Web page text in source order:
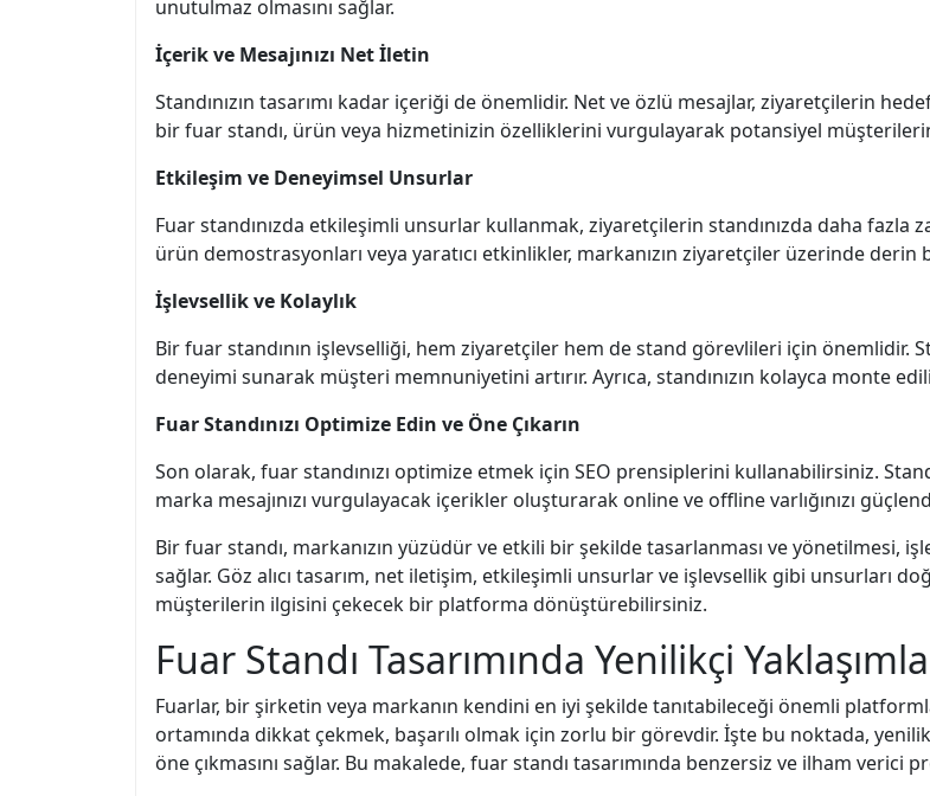
unutulmaz olmasını sağlar.
İçerik ve Mesajınızı Net İletin
Standınızın tasarımı kadar içeriği de önemlidir. Net ve özlü mesajlar, ziyaretçilerin
bir fuar standı, ürün veya hizmetinizin özelliklerini vurgulayarak potansiyel
Etkileşim ve Deneyimsel Unsurlar
Fuar standınızda etkileşimli unsurlar kullanmak, ziyaretçilerin standınızda daha
ürün demostrasyonları veya yaratıcı etkinlikler, markanızın ziyaretçiler üzerinde derin
İşlevsellik ve Kolaylık
Bir fuar standının işlevselliği, hem ziyaretçiler hem de stand görevlileri için önemlidir.
deneyimi sunarak müşteri memnuniyetini artırır. Ayrıca, standınızın kolayca monte
Fuar Standınızı Optimize Edin ve Öne Çıkarın
Son olarak, fuar standınızı optimize etmek için SEO prensiplerini kullanabilirsiniz.
marka mesajınızı vurgulayacak içerikler oluşturarak online ve offline varlığınızı
Bir fuar standı, markanızın yüzüdür ve etkili bir şekilde tasarlanması ve yönetilmesi,
sağlar. Göz alıcı tasarım, net iletişim, etkileşimli unsurlar ve işlevsellik gibi unsurları
müşterilerin ilgisini çekecek bir platforma dönüştürebilirsiniz.
Fuar Standı Tasarımında Yenilikçi
Fuarlar, bir şirketin veya markanın kendini en iyi şekilde tanıtabileceği önemli
ortamında dikkat çekmek, başarılı olmak için zorlu bir görevdir. İşte bu noktada,
öne çıkmasını sağlar. Bu makalede, fuar standı tasarımında benzersiz ve ilham verici